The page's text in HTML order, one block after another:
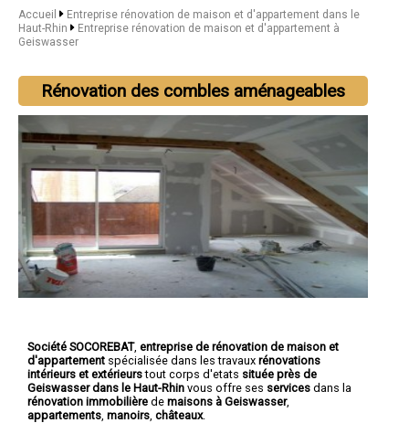
Accueil
Entreprise rénovation de maison et d'appartement dans le
Haut-Rhin
Entreprise rénovation de maison et d'appartement à
Geiswasser
Rénovation des combles aménageables
Société SOCOREBAT, entreprise de rénovation de maison et
d'appartement spécialisée dans les travaux rénovations
intérieurs et extérieurstout corps d'etats située près de
Geiswasser dans le Haut-Rhin vous offre ses services dans la
rénovation immobilière de maisons à Geiswasser,
appartements manoirs châteaux.